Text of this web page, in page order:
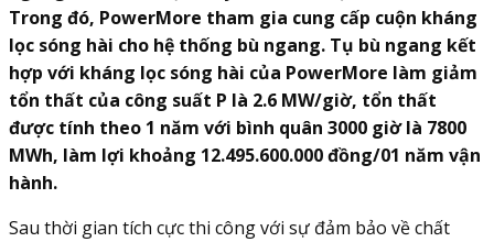
Trong đó, PowerMore tham gia cung cấp cuộn kháng
lọc sóng hài cho hệ thống bù ngang. Tụ bù ngang kết
hợp với kháng lọc sóng hài của PowerMore làm giảm
tổn thất của công suất P là 2.6 MW/giờ, tổn thất
được tính theo 1 năm với bình quân 3000 giờ là 7800
MWh, làm lợi khoảng 12.495.600.000 đồng/01 năm vận
hành.
Sau thời gian tích cực thi công với sự đảm bảo về chất